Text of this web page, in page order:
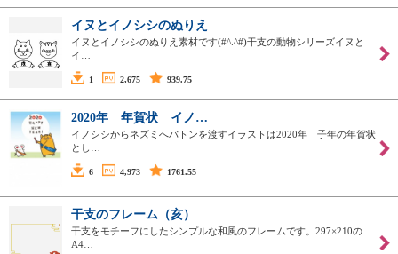
イヌとイノシシのぬりえ
イヌとイノシシのぬりえ素材です(#^.^#)干支の動物シリーズイヌと
イ…
1 2,675 939.75
2020年 年賀状 イノ…
イノシシからネズミへバトンを渡すイラストは2020年 子年の年賀状
とし…
6 4,973 1761.55
干支のフレーム（亥）
干支をモチーフにしたシンプルな和風のフレームです。297×210の
A4…